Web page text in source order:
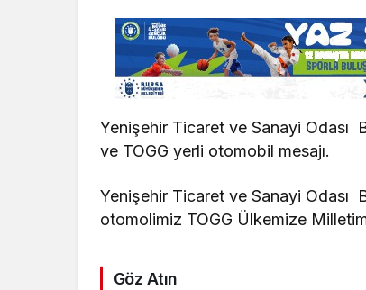
Yenişehir Ticaret ve Sanayi Odası
ve TOGG yerli otomobil mesajı.
Yenişehir Ticaret ve Sanayi Odası
otomolimiz TOGG Ülkemize
Göz Atın